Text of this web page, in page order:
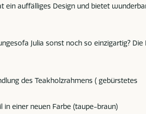
ein auffälliges Design und bietet
Julia sonst noch so einzigartig? Die
des Teakholzrahmens ( gebürstetes
einer neuen Farbe (taupe-braun)